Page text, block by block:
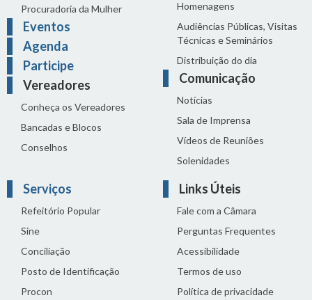
Procuradoria da Mulher
Eventos
Agenda
Participe
Vereadores
Conheça os Vereadores
Bancadas e Blocos
Conselhos
Homenagens
Audiências Públicas, Visitas
Técnicas e Seminários
Distribuição do dia
Comunicação
Notícias
Sala de Imprensa
Vídeos de Reuniões
Solenidades
Serviços
Refeitório Popular
Sine
Conciliação
Posto de Identificação
Procon
Links Úteis
Fale com a Câmara
Perguntas Frequentes
Acessibilidade
Termos de uso
Política de privacidade